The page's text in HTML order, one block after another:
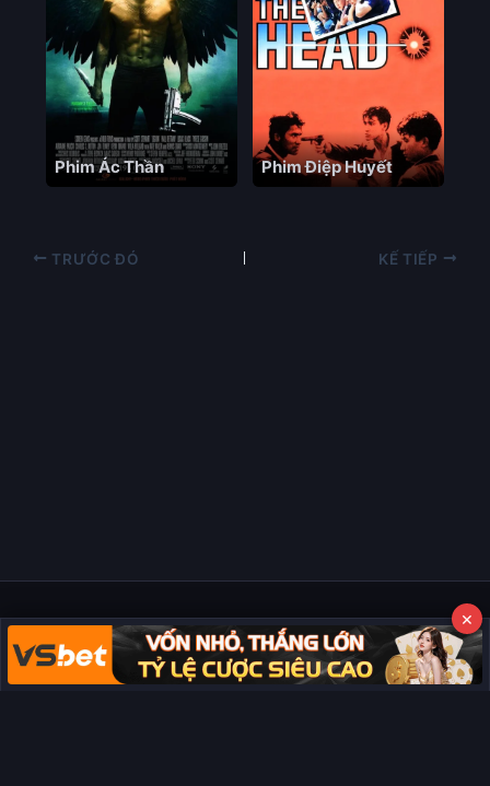
Phim Ác Thần Phim Điệp Huyết
TRƯỚC ĐÓ KẾ TIẾP
Copyright © 2026 Phim Full HD
×